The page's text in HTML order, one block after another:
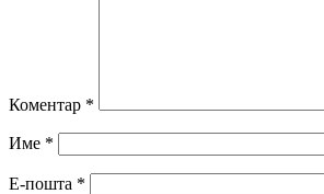
Коментар *
Име *
Е-пошта *